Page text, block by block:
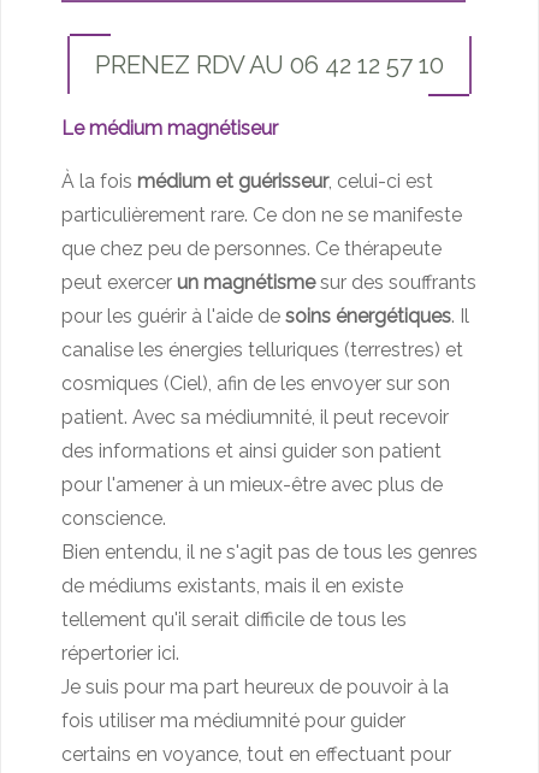
PRENEZ RDV AU 06 42 12 57 10
Le médium magnétiseur
À la fois médium et guérisseur, celui-ci est
particulièrement rare. Ce don ne se manifeste
que chez peu de personnes. Ce thérapeute
peut exercer un magnétismesur des souffrants
pour les guérir à l'aide de soins énergétiques. Il
canalise les énergies telluriques (terrestres) et
cosmiques (Ciel), afin de les envoyer sur son
patient. Avec sa médiumnité, il peut recevoir
des informations et ainsi guider son patient
pour l'amener à un mieux-être avec plus de
conscience.
Bien entendu, il ne s'agit pas de tous les genres
de médiums existants, mais il en existe
tellement qu'il serait difficile de tous les
répertorier ici.
Je suis pour ma part heureux de pouvoir à la
fois utiliser ma médiumnité pour guider
certains en voyance, tout en effectuant pour